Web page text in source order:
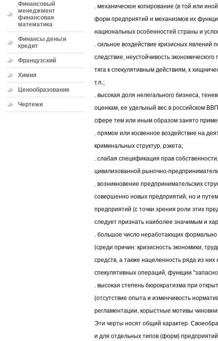
Финансовый
менеджмент
финансовая
математика
Финансы деньги
кредит
Французский
Химия
Ценообразование
Чертежи
. механическое копирование (в той или
форм предприятий и механизмов их
национальных особенностей страны и
. сильное воздействие кризисных явлений
следствие, неустойчивость
тяга к спекулятивным действиям, к
т.п.;
. высокая доля нелегального бизнеса,
оценкам, ее удельный вес в российском
сфере тем или иным образом занято
. прямое или косвенное воздействие на
криминальных структур, рэкета;
. слабая спецификация прав
цивилизованной рыночно-
. возникновение предпринимательских
совершенно новых предприятий, но и
предприятий (с точки зрения роли этих
следует признать наиболее значимым и
. большое число неработающих формально
(среди причин: кризисность экономики,
средств, а также нацеленность ряда из
спекулятивных операций, функции
. высокая степень бюрократизма при
(отсутствие опыта и изменчивость
регламентации, корыстные мотивы
Эти черты носят общий характер.
и для отдельных типов (форм)